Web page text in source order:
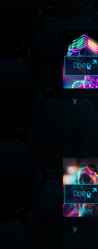
Open
Galler
y
Open
Galler
y